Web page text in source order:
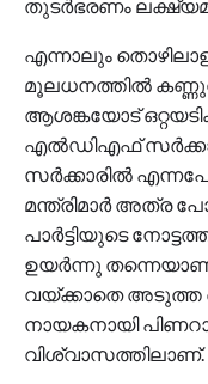
തുടര്‍ഭരണം
എന്നാലും
മൂലധനത്തിൽ
ആശങ്കയോട്
എൽഡിഎഫ്
സര്‍ക്കാരിൽ
മന്ത്രിമാര്‍ അത്ര
പാര്‍ട്ടിയുടെ
ഉയര്‍ന്നു തന്നെയാണ്
വയ്ക്കാതെ അടുത്ത
നായകനായി
വിശ്വാസത്തിലാണ്.